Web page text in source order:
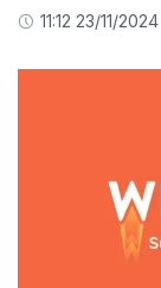
11:12 23/11/2024